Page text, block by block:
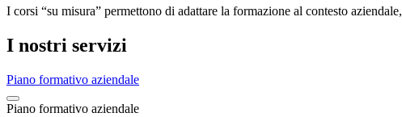
I corsi “su misura” permettono di adattare la formazione al contesto
I nostri servizi
Piano formativo aziendale
Piano formativo aziendale